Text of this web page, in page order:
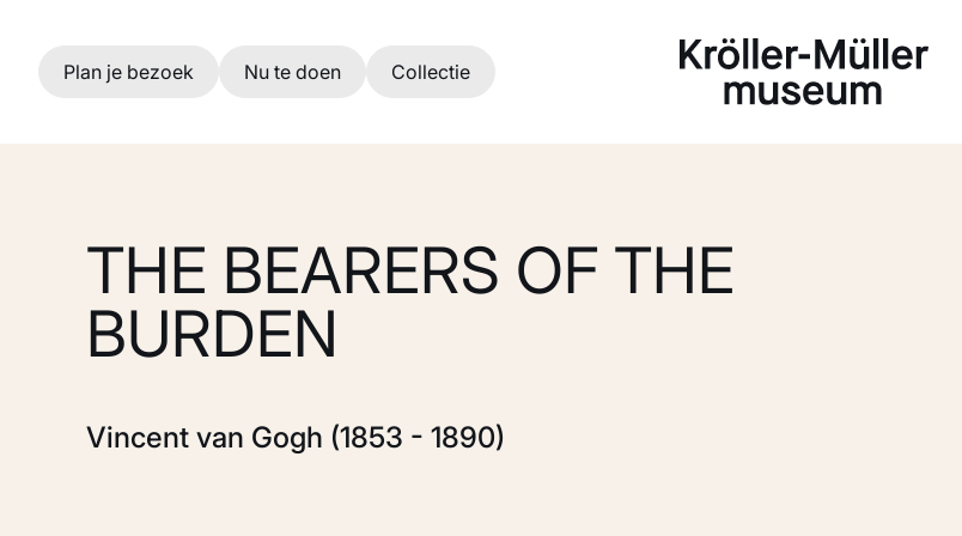
Ga naar hoofdinhoud
Plan je bezoek Nu te doen Collectie
THE BEARERS OF THE
BURDEN
Vincent van Gogh (1853 - 1890)